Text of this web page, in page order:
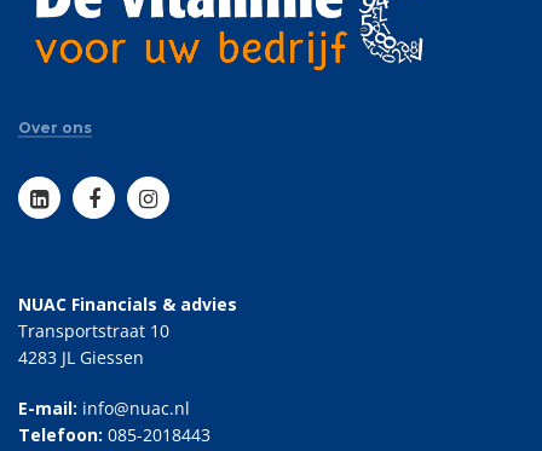
Over ons
NUAC Financials & advies
Transportstraat 10
4283 JL Giessen
E-mail: info@nuac.nl
Telefoon: 085-2018443